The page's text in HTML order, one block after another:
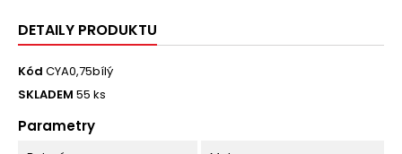
DETAILY PRODUKTU
Kód CYA0,75bílý
SKLADEM 55 ks
Parametry